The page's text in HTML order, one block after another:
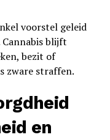
voorstel geleid
blijft
bezit of
zware straffen.
en